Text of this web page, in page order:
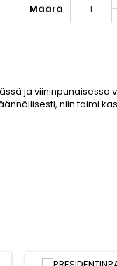
Määrä
ja viininpunaisessa
niin taimi